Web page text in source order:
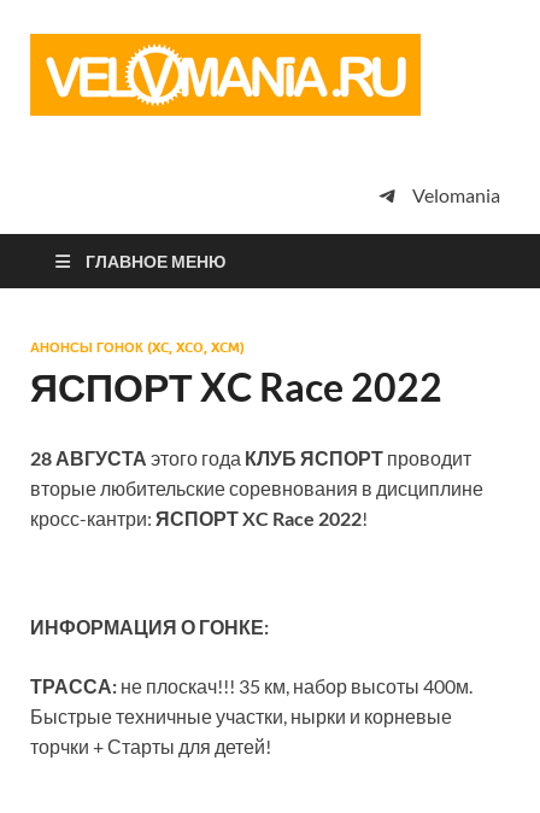
просто
Velomania
ГЛАВНОЕ МЕНЮ
АНОНСЫ ГОНОК (XC, XCO, XCM)
ЯСПОРТ XC Race 2022
28 АВГУСТА этого года КЛУБ ЯСПОРТ проводит
вторые любительские соревнования в дисциплине
кросс-кантри: ЯСПОРТ XC Race 2022!
ИНФОРМАЦИЯ О ГОНКЕ:
ТРАССА: не плоскач!!! 35 км, набор высоты 400м.
Быстрые техничные участки, нырки и корневые
торчки + Старты для детей!